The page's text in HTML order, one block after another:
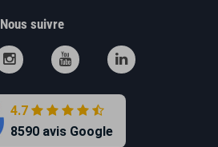
Nous suivre
4.7
8590 avis Google